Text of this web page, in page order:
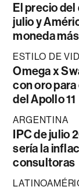
El precio del
julio y
moneda
ESTILO DE
Omega x
con oro
del Apollo 11
ARGENTINA
IPC de julio
sería la
consultoras